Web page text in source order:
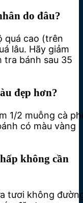
do đâu?
quá cao (trên
lâu. Hãy giảm
tra bánh sau 35
đẹp hơn?
1/2 muỗng cà
có màu vàng
không cần
tươi không